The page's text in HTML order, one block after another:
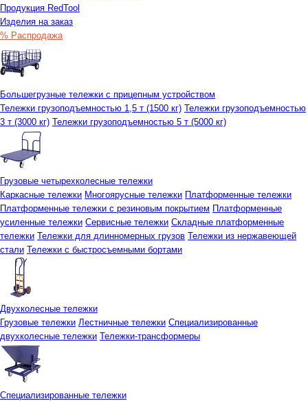
Продукция RedTool
Изделия на заказ
% Распродажа
Большегрузные тележки с прицепным устройством
Тележки грузоподъемностью 1,5 т (1500 кг) Тележки грузоподъемностью
3 т (3000 кг) Тележки грузоподъемностью 5 т (5000 кг)
Грузовые четырехколесные тележки
Каркасные тележки Многоярусные тележки Платформенные тележки
Платформенные тележки с резиновым покрытием Платформенные
усиленные тележки Сервисные тележки Складные платформенные
тележки Тележки для длинномерных грузов Тележки из нержавеющей
стали Тележки с быстросъемными бортами
Двухколесные тележки
Грузовые тележки Лестничные тележки Специализированные
двухколесные тележки Тележки-трансформеры
Специализированные тележки